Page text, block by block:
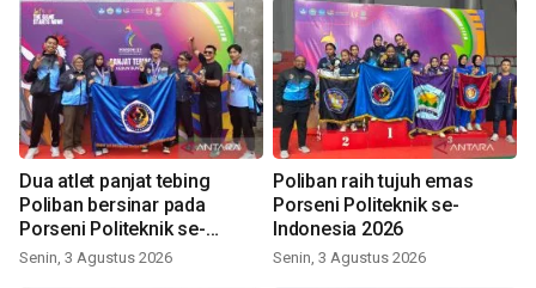
Dua atlet panjat tebing
Poliban bersinar pada
Porseni Politeknik se-
Indonesia 2026
Senin, 3 Agustus 2026
Poliban raih tujuh emas
Porseni Politeknik se-
Indonesia 2026
Senin, 3 Agustus 2026